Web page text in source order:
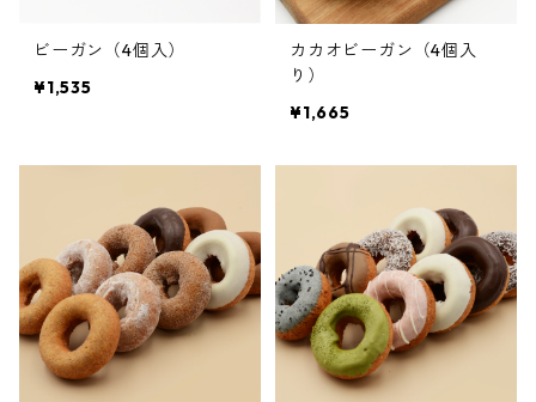
ビーガン（4個入）
¥1,535
カカオビーガン（4個入
り）
¥1,665